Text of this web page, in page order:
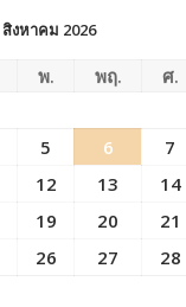
สิงหาคม 2026
พ. พฤ. ศ.
5 6 7
12 13 14
19 20 21
26 27 28